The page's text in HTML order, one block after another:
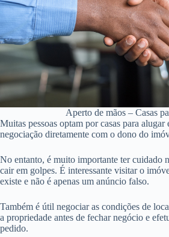
Aperto de mãos – Casas
Muitas pessoas optam por casas para
negociação diretamente com o dono do
No entanto, é muito importante ter cuidado
cair em golpes. É interessante visitar o
existe e não é apenas um anúncio falso.
Também é útil negociar as condições de
a propriedade antes de fechar negócio e
pedido.